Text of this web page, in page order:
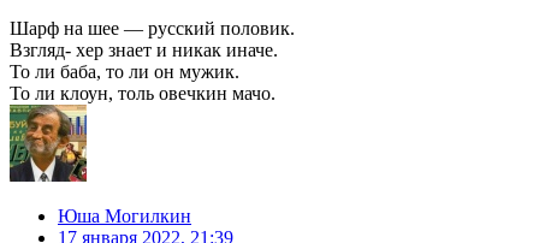
Шарф на шее — русский половик.
Взгляд- хер знает и никак иначе.
То ли баба, то ли он мужик.
То ли клоун, толь овечкин мачо.
Юша Могилкин
17 января 2022, 21:39